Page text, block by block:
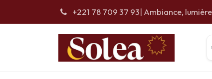
+221 78 709 37 93| Ambiance,